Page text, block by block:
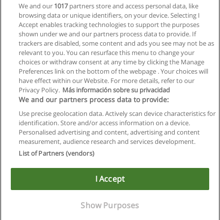
Bachelor Architektur
Technische Universität Graz
Mehr Information
Allgemeinen geschäftsbedingungen
Datenschutzpolitik
In Verbindung setzen mit Educaedu
Copyright © Educaedu Business S.L. - CIF : B-95610580: -
We and our 1017partners store and access personal data, like
browsing data or unique identifiers, on your device. Selecting I
Accept enables tracking technologies to support the purposes
shown under we and our partners process data to provide. If
trackers are disabled, some content and ads you see may not be as
relevant to you. You can resurface this menu to change your
choices or withdraw consent at any time by clicking the Manage
Preferences link on the bottom of the webpage . Your choices will
have effect within our Website. For more details, refer to our
Privacy Policy. Más información sobre su privacidad
We and our partners process data to provide:
Use precise geolocation data. Actively scan device characteristics for
identification. Store and/or access information on a device.
Personalised advertising and content, advertising and content
measurement, audience research and services development.
List of Partners (vendors)
I Accept
Show Purposes